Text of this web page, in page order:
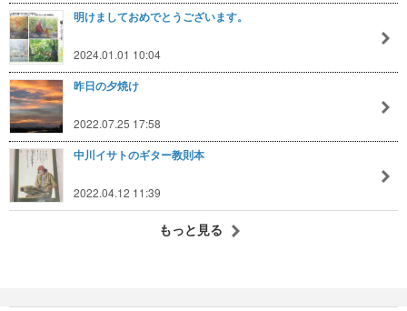
明けましておめでとうございます。
2024.01.01 10:04
昨日の夕焼け
2022.07.25 17:58
中川イサトのギター教則本
2022.04.12 11:39
もっと見る